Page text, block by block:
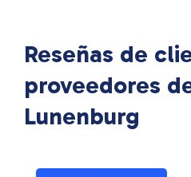
Reseñas de
proveedores
Lunenburg